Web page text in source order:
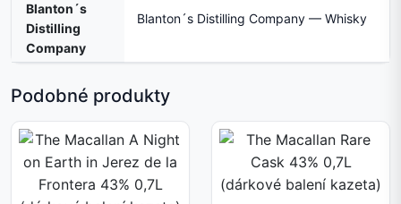
Blanton´s
Distilling
Company
Blanton´s Distilling Company — Whisky
Podobné produkty